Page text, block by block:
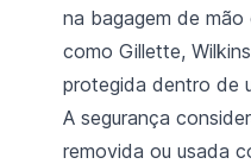
na bagagem de mão
como Gillette,
protegida dentro de
A segurança
removida ou usada